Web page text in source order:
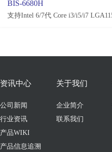
BIS-6680H
资讯中心
公司新闻
行业资讯
产品WIKI
产品信息追溯
关于我们
企业简介
联系我们